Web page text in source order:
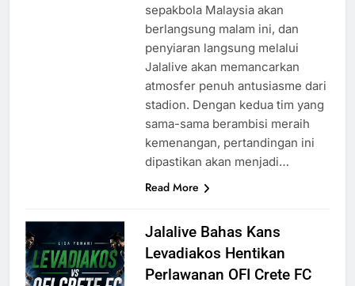
sepakbola Malaysia akan
berlangsung malam ini, dan
penyiaran langsung melalui
Jalalive akan memancarkan
atmosfer penuh antusiasme dari
stadion. Dengan kedua tim yang
sama-sama berambisi meraih
kemenangan, pertandingan ini
dipastikan akan menjadi…
Read More
Jalalive Bahas Kans
Levadiakos Hentikan
Perlawanan OFI Crete FC